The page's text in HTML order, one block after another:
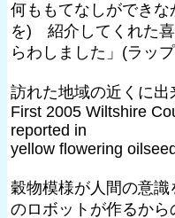
何ももてなしができ
を) 紹介してくれた
らわしました」(ラップ
訪れた地域の近くに出
First 2005 Wiltshire
reported in
yellow flowering
穀物模様が人間の意識
のロボットが作るから